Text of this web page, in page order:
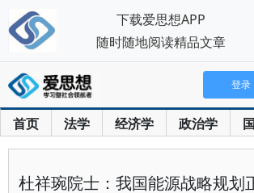
首页 法学 经济学 政治学
登录
杜祥琬院士：我国能源战略规划
下载爱思想APP
随时随地阅读精品文章